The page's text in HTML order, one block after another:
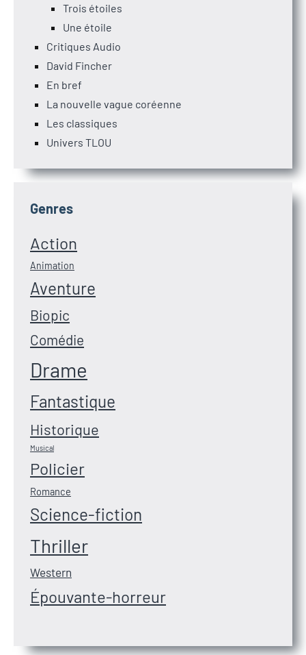
Trois étoiles
Une étoile
Critiques Audio
David Fincher
En bref
La nouvelle vague coréenne
Les classiques
Univers TLOU
Genres
Action
Animation
Aventure
Biopic
Comédie
Drame
Fantastique
Historique
Musical
Policier
Romance
Science-fiction
Thriller
Western
Épouvante-horreur